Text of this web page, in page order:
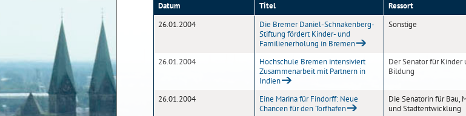
Datum Titel
Ressort
26.01.2004
Die Bremer Daniel-Schnakenberg-
Stiftung fördert Kinder- und
Familienerholung in Bremen
Sonstige
26.01.2004
Hochschule Bremen intensiviert
Zusammenarbeit mit Partnern in
Indien
Der Senator für Kinder
Bildung
26.01.2004
Eine Marina für Findorff: Neue
Chancen für den Torfhafen
Die Senatorin für Bau,
und Stadtentwicklung